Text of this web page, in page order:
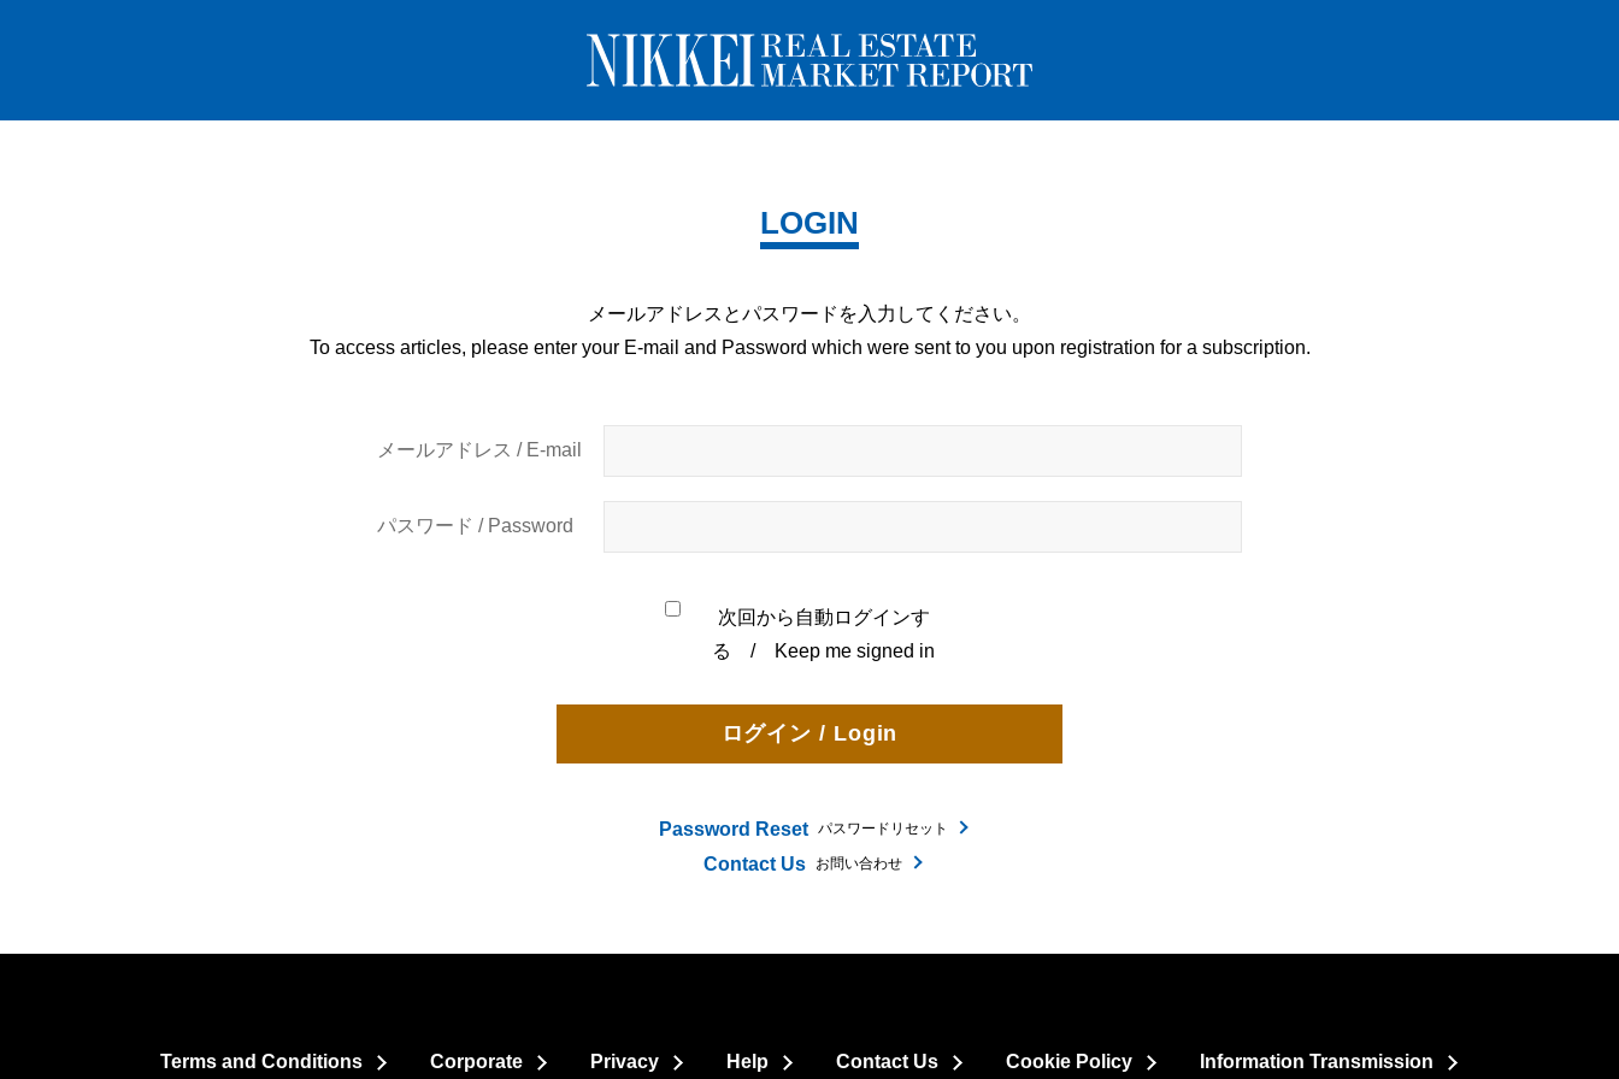
LOGIN
メールアドレスとパスワードを 入力してください。
To access articles, please enter your E-mail and Password which were sent to you upon registration for a subscription.
メールアドレス / E-mail
パスワード / Password
次回から自動ログインす
る / Keep me signed in
Password Reset パスワードリセット
Contact Us お問い合わせ
Terms and Conditions Corporate Privacy Help Contact Us Cookie Policy Information Transmission